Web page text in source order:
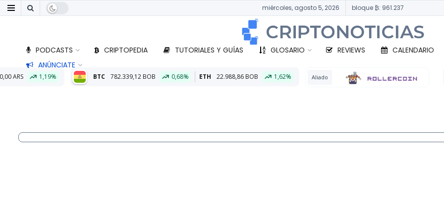
miércoles, agosto 5, 2026 bloque ₿: 961.237
PODCASTS CRIPTOPEDIA TUTORIALES Y GUÍAS GLOSARIO REVIEWS CALENDARIO
ANÚNCIATE
BTC 782.339,12 BOB 0,68% ETH 22.988,86 BOB 1,62% Aliado BTC